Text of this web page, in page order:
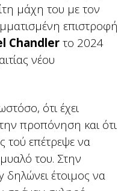
μάχη του με τον
επιστροφή
Chandler το 2024
νέου
ότι έχει
προπόνηση και ότι
τού επέτρεψε να
του. Στην
έτοιμος να